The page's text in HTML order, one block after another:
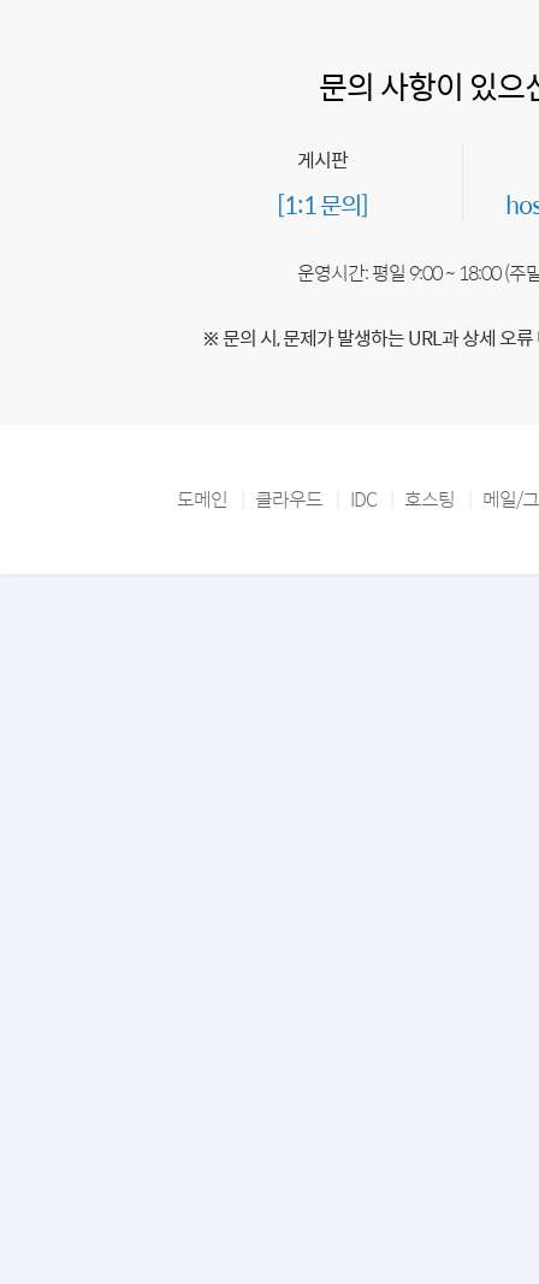
문의 사항이 있으
게시판
[1:1 문의]
운영시간: 평일 9:00 ~ 18:00 (주
※ 문의 시, 문제가 발생하는 URL과 상세 오
도메인 클라우드 IDC 호스팅 메일/